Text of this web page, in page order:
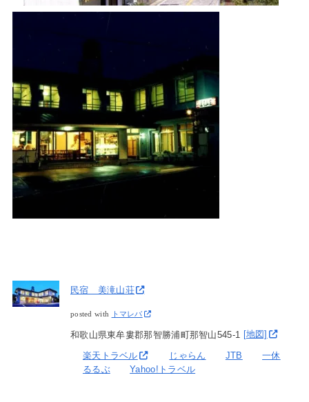
民宿 美滝山荘
posted with トマレバ
和歌山県東牟婁郡那智勝浦町那智山545-1 [地図]
楽天トラベル じゃらん JTB
一休
るるぶ
Yahoo!トラベル